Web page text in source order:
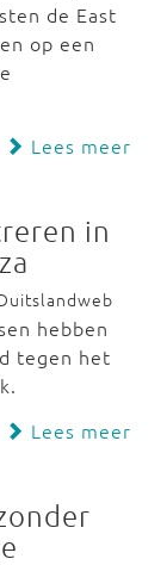
de East
op een
Lees meer
in
hebben
tegen het
Lees meer